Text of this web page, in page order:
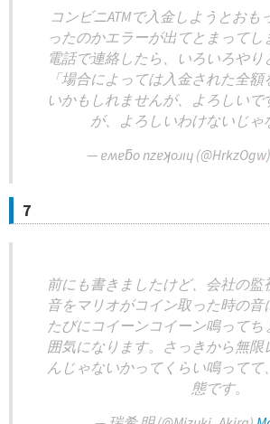
コンビニATMで入金しようとおも
ったのかエラーが出てとまって
電話で連絡したら、いろいろや
「場合によっては入金された全
いかもしれませんが、よろしい
が、よろしいわけないじゃ
— ɐʍɐƃo nzɐʞoɹıɥ
7
前にも書きましたけど、会社の監
音をマリオがコイン取った時の音
たびにコイーンコイーン鳴って
囲気になります。さっきから無限
んじゃないかってくらい鳴って
態です。